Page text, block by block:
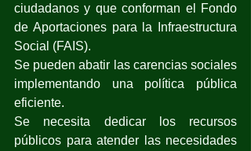
ciudadanos y que conforman el Fondo
de Aportaciones para la Infraestructura
Social (FAIS).
Se pueden abatir las carencias sociales
implementando una política pública
eficiente.
Se necesita dedicar los recursos
públicos para atender las necesidades